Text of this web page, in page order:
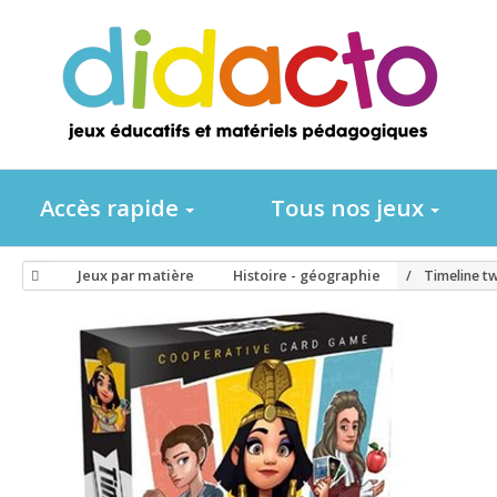
Accès rapide Tous nos jeux
Jeux par matière Histoire - géographie Timeline